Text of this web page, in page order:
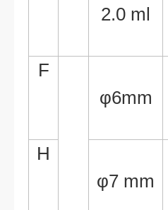
2.0 ml
F
φ6mm
H
φ7 mm